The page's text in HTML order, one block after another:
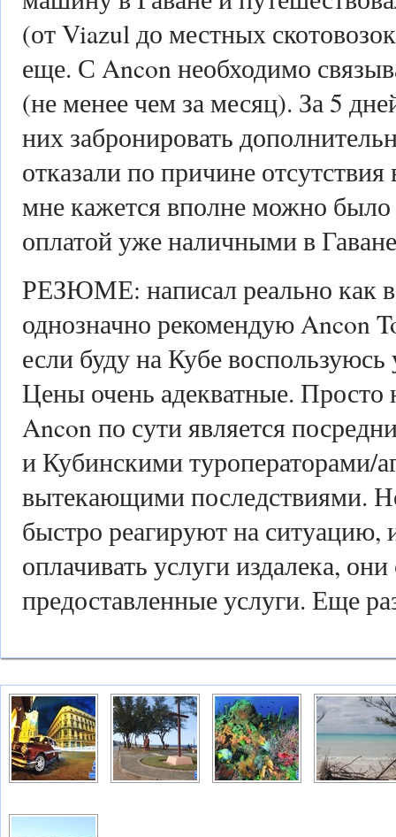
(от Viazul до местных
еще. С Ancon необходимо
(не менее чем за месяц). За 5
них забронировать
отказали по причине
мне кажется вполне можно было
оплатой уже наличными в
РЕЗЮМЕ: написал реально как
однозначно рекомендую Ancon
если буду на Кубе
Цены очень адекватные. Просто
Ancon по сути является
и Кубинскими туроператорами/
вытекающими последствиями.
быстро реагируют на ситуацию,
оплачивать услуги издалека,
предоставленные услуги. Еще